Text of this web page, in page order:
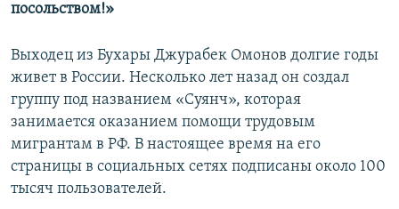
посольством!»
Выходец из Бухары Джурабек Омонов долгие годы
живет в России. Несколько лет назад он создал
группу под названием «​Суянч», которая
занимается оказанием помощи трудовым
мигрантам в РФ. В настоящее время на его
страницы в социальных сетях подписаны около 100
тысяч пользователей.